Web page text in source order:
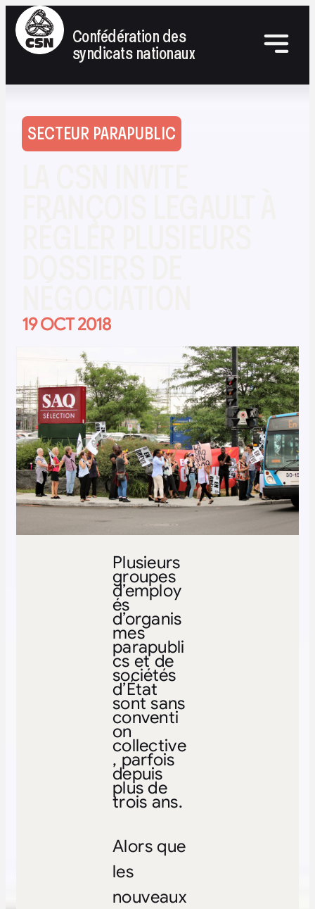
Confédération des
syndicats nationaux
SECTEUR PARAPUBLIC
19 OCT 2018
Plusieurs
groupes
d’employ
és
d’organis
mes
parapubli
cs et de
sociétés
d’État
sont sans
conventi
on
collective
, parfois
depuis
plus de
trois ans.
Alors que
les
nouveaux